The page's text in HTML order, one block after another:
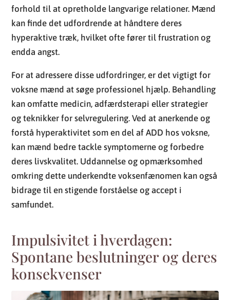
forhold til at opretholde langvarige relationer. Mænd
kan finde det udfordrende at håndtere deres
hyperaktive træk, hvilket ofte fører til frustration og
endda angst.
For at adressere disse udfordringer, er det vigtigt for
voksne mænd at søge professionel hjælp. Behandling
kan omfatte medicin, adfærdsterapi eller strategier
og teknikker for selvregulering. Ved at anerkende og
forstå hyperaktivitet som en del af ADD hos voksne,
kan mænd bedre tackle symptomerne og forbedre
deres livskvalitet. Uddannelse og opmærksomhed
omkring dette underkendte voksenfænomen kan også
bidrage til en stigende forståelse og accept i
samfundet.
Impulsivitet i hverdagen:
Spontane beslutninger og deres
konsekvenser